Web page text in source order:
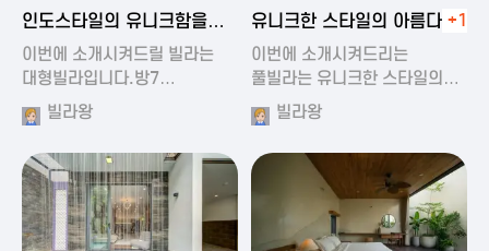
2024-11-19 01:35
인도스타일의 유니크함을
가진 풀빌라
이번에 소개시켜드릴 빌라는
대형빌라입니다.방7…
빌라왕
2024-11-19 00:45
유니크한 스타일의 아름다운
풀빌라
+1
이번에 소개시켜드리는
풀빌라는 유니크한 스타일의…
빌라왕